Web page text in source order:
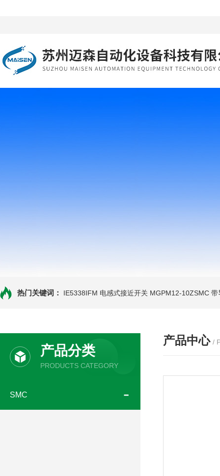
热门关键词： IE5338IFM 电感式接近开关 MGPM12-10ZSMC 带
产品分类
PRODUCTS CATEGORY
SMC
产品中心 /